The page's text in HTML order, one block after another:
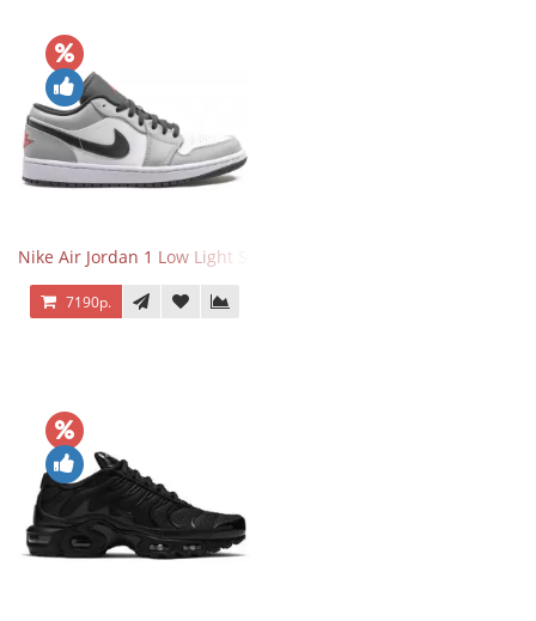
Nike Air Jordan 1 Low Light Smoke Grey
7190р.